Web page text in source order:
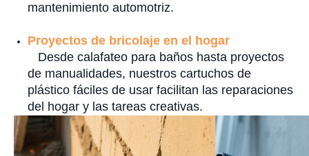
mantenimiento automotriz.
Proyectos de bricolaje en el hogar
Desde calafateo para baños hasta proyectos
de manualidades, nuestros cartuchos de
plástico fáciles de usar facilitan las reparaciones
del hogar y las tareas creativas.